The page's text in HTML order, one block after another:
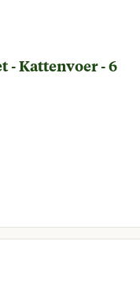
- Kattenvoer - 6
€ 47,16